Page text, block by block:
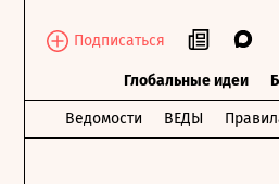
Подписаться
Глобальные идеи
Ведомости ВЕДЫ